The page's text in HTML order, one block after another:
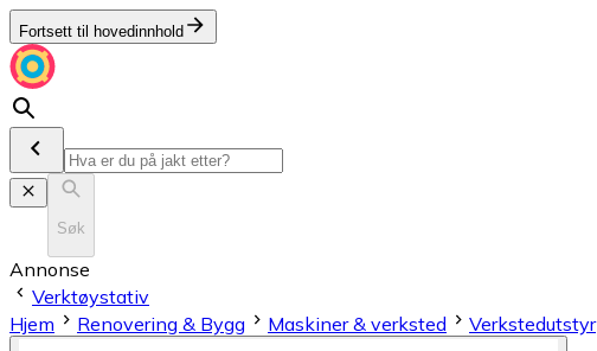
Fortsett til hovedinnhold
Søk
Annonse
Verktøystativ
Hjem
Renovering & Bygg Maskiner & verksted Verkstedutstyr